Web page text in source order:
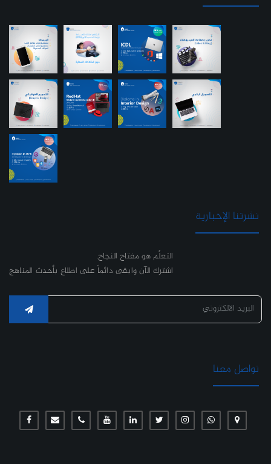
نشرتنا الإخبارية
التعلّم هو مفتاح النجاح.
اشترك الآن وابقى دائماً على اطلاع بأحدث المناهج
تواصل معنا